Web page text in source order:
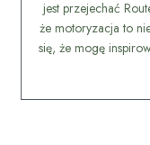
jest przejechać
że motoryzacja to
się, że mogę